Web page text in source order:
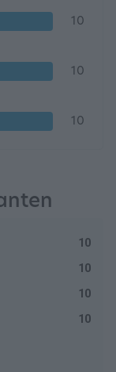
10
10
10
10
10
10
10